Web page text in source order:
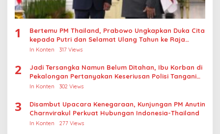
1
Bertemu PM Thailand, Prabowo Ungkapkan Duka Cita
kepada Putri dan Selamat Ulang Tahun ke Raja
Thailand
In Konten 317 Views
2
Jadi Tersangka Namun Belum Ditahan, Ibu Korban di
Pekalongan Pertanyakan Keseriusan Polisi Tangani
Kasus Rudapksa Sampai Anaknya Hamil
In Konten 302 Views
3
Disambut Upacara Kenegaraan, Kunjungan PM Anutin
Charnvirakul Perkuat Hubungan Indonesia-Thailand
In Konten 277 Views